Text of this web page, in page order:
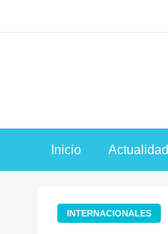
al
Inicio Actualidad
INTERNACIONALES